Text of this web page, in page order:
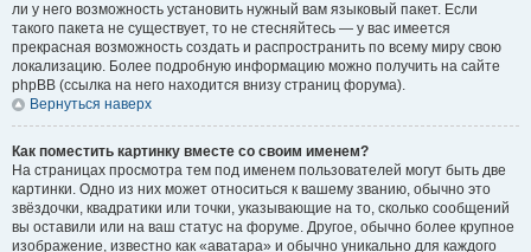
ли у него возможность установить нужный вам языковый пакет. Если
такого пакета не существует, то не стесняйтесь — у вас имеется
прекрасная возможность создать и распространить по всему миру свою
локализацию. Более подробную информацию можно получить на сайте
phpBB (ссылка на него находится внизу страниц форума).
Вернуться наверх
Как поместить картинку вместе со своим именем?
На страницах просмотра тем под именем пользователей могут быть две
картинки. Одно из них может относиться к вашему званию, обычно это
звёздочки, квадратики или точки, указывающие на то, сколько сообщений
вы оставили или на ваш статус на форуме. Другое, обычно более крупное
изображение, известно как «аватара» и обычно уникально для каждого